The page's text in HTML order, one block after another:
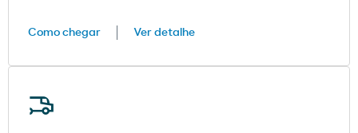
Como chegar Ver detalhe